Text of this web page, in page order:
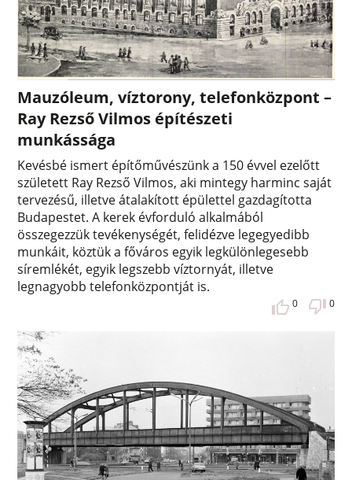
Mauzóleum, víztorony, telefonközpont –
Ray Rezső Vilmos építészeti
munkássága
Kevésbé ismert építőművészünk a 150 évvel ezelőtt
született Ray Rezső Vilmos, aki mintegy harminc saját
tervezésű, illetve átalakított épülettel gazdagította
Budapestet. A kerek évforduló alkalmából
összegezzük tevékenységét, felidézve legegyedibb
munkáit, köztük a főváros egyik legkülönlegesebb
síremlékét, egyik legszebb víztornyát, illetve
legnagyobb telefonközpontját is.
0 0